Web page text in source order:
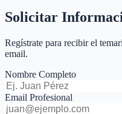
Solicitar
Regístrate para recibir el
email.
Nombre Completo
Email Profesional